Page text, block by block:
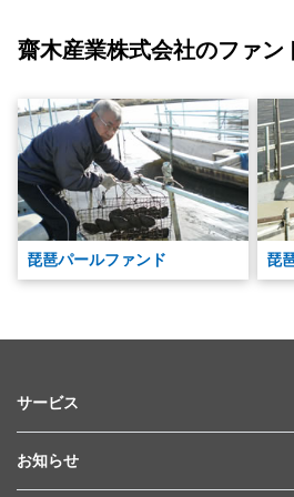
齋木産業株式会社のファン
琵琶パールファンド 琵
サービス
お知らせ